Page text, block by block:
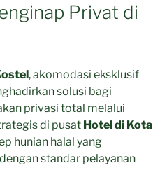
Privat di
, akomodasi eksklusif
solusi bagi
privasi total melalui
di pusat Hotel di Kota
hunian halal yang
standar pelayanan